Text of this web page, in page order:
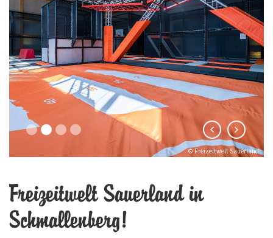
© Freizeitwelt Sauerland
Freizeitwelt Sauerland in
Schmallenberg!